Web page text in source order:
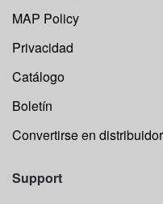
MAP Policy
Privacidad
Catálogo
Boletín
Convertirse en distribuidor
Support